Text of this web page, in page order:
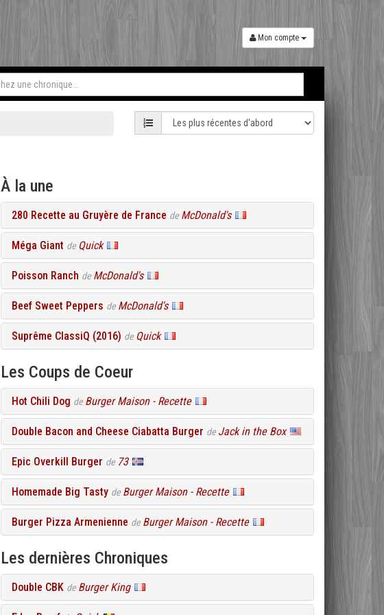
Mon compte
À la une
280 Recette au Gruyère de France de McDonald's
Méga Giant de Quick
Poisson Ranch de McDonald's
Beef Sweet Peppers de McDonald's
Suprême ClassiQ (2016) de Quick
Les Coups de Coeur
Hot Chili Dog de Burger Maison - Recette
Double Bacon and Cheese Ciabatta Burger de Jack in the Box
Epic Overkill Burger de 73
Homemade Big Tasty de Burger Maison - Recette
Burger Pizza Armenienne de Burger Maison - Recette
Les dernières Chroniques
Double CBK de Burger King